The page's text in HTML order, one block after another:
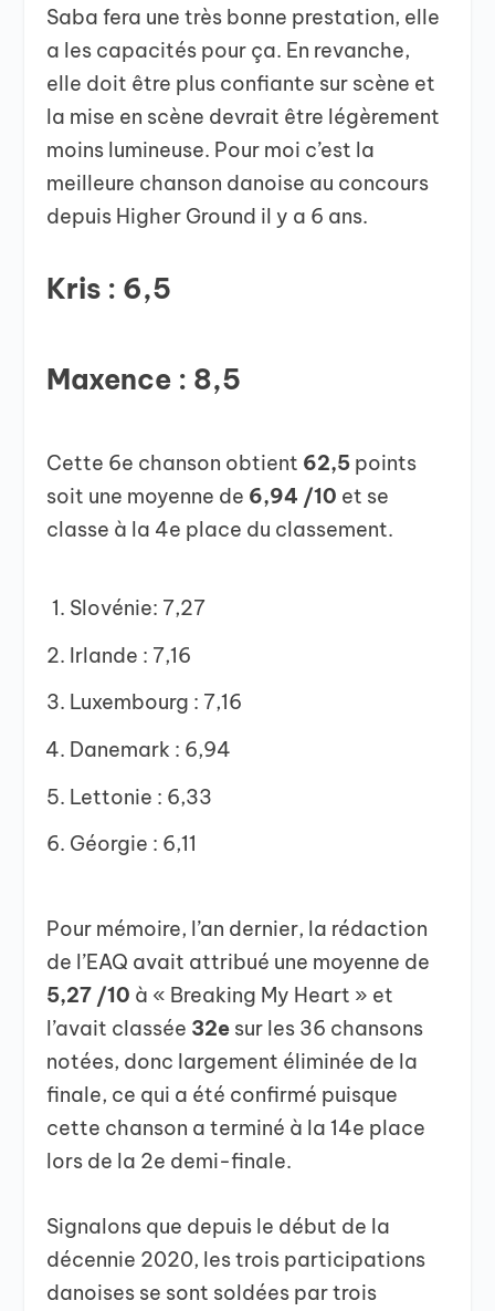
Saba fera une très bonne prestation, elle
a les capacités pour ça. En revanche,
elle doit être plus confiante sur scène et
la mise en scène devrait être légèrement
moins lumineuse. Pour moi c’est la
meilleure chanson danoise au concours
depuis Higher Ground il y a 6 ans.
Kris : 6,5
Maxence : 8,5
Cette 6e chanson obtient 62,5 points
soit une moyenne de 6,94 /10 et se
classe à la 4e place du classement.
Slovénie: 7,27
Irlande : 7,16
Luxembourg : 7,16
Danemark : 6,94
Lettonie : 6,33
Géorgie : 6,11
Pour mémoire, l’an dernier, la rédaction
de l’EAQ avait attribué une moyenne de
5,27 /10 à « Breaking My Heart » et
l’avait classée 32e sur les 36 chansons
notées, donc largement éliminée de la
finale, ce qui a été confirmé puisque
cette chanson a terminé à la 14e place
lors de la 2e demi-finale.
Signalons que depuis le début de la
décennie 2020, les trois participations
danoises se sont soldées par trois